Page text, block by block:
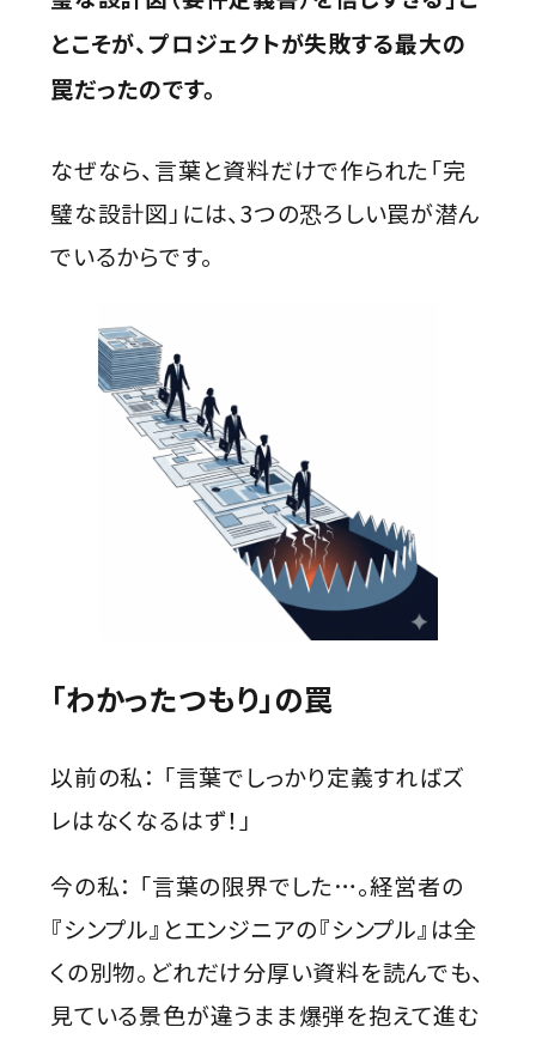
とこそが、プロジェクトが失敗する最大の
罠だったのです。
なぜなら、言葉と資料だけで作られた「完
璧な設計図」には、3つの恐ろしい罠が潜ん
でいるからです。
「わかったつもり」の罠
以前の私： 「言葉でしっかり定義すればズ
レはなくなるはず！」
今の私： 「言葉の限界でした…。経営者の
『シンプル』とエンジニアの『シンプル』は全
くの別物。どれだけ分厚い資料を読んでも、
見ている景色が違うまま爆弾を抱えて進む